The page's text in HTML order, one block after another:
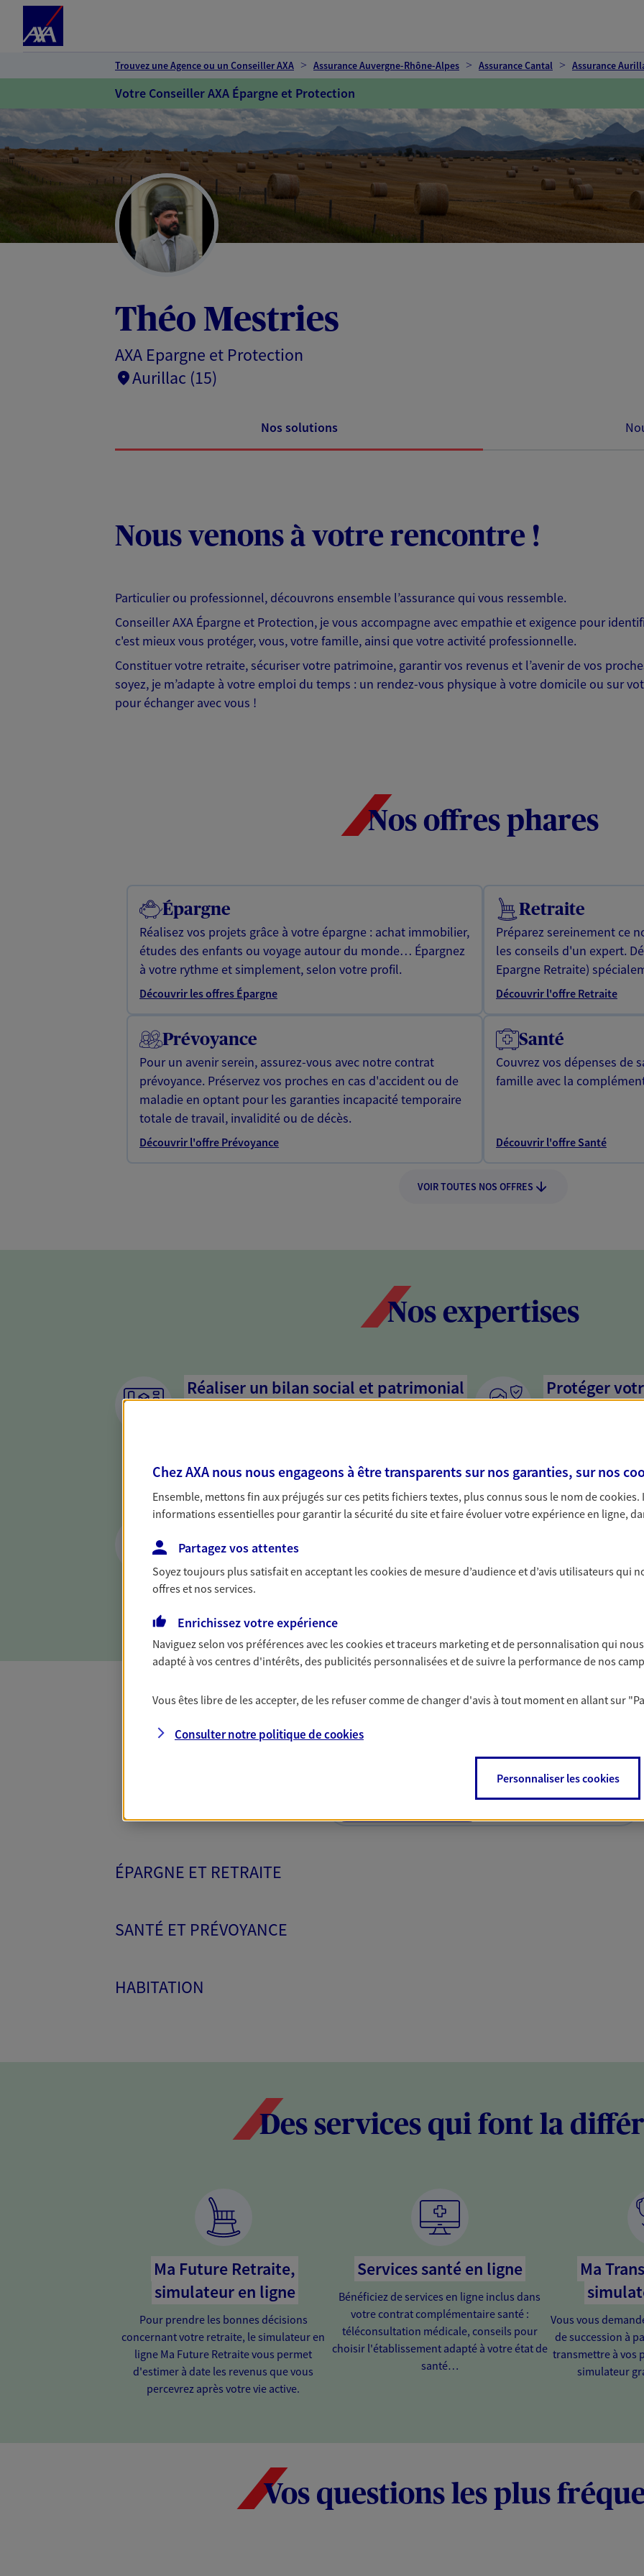
Trouvez une Agence ou un Conseiller AXA Assurance Auvergne-Rhône-Alpes Assurance Cantal Assurance
Votre Conseiller AXA Épargne et Protection
Théo Mestries
AXA Epargne et Protection
Aurillac (15)
Nos solutions
Nous venons à votre rencontre !
Particulier ou professionnel, découvrons ensemble l’assurance qui vous ressemble.
Conseiller AXA Épargne et Protection, je vous accompagne avec empathie et exigence pour
c'est mieux vous protéger, vous, votre famille, ainsi que votre activité professionnelle.
Constituer votre retraite, sécuriser votre patrimoine, garantir vos revenus et l’avenir de vos
soyez, je m’adapte à votre emploi du temps : un rendez-vous physique à votre domicile ou sur
pour échanger avec vous !
Nos offres phares
Épargne
Réalisez vos projets grâce à votre épargne : achat immobilier,
études des enfants ou voyage autour du monde… Épargnez
à votre rythme et simplement, selon votre profil.
Découvrir les offres Épargne
Retraite
Préparez sereinement ce
les conseils d'un expert.
Epargne Retraite)
Découvrir l'offre Retraite
Prévoyance
Pour un avenir serein, assurez-vous avec notre contrat
prévoyance. Préservez vos proches en cas d'accident ou de
maladie en optant pour les garanties incapacité temporaire
totale de travail, invalidité ou de décès.
Découvrir l'offre Prévoyance
Santé
Couvrez vos dépenses de
famille avec la
Découvrir l'offre Santé
VOIR TOUTES NOS OFFRES
Nos expertises
Réaliser un bilan social et patrimonial
dresser un bilan complet de votre situation. Une analyse
solide pour vous formuler des conseils cohérents avec vos
besoins.
Protéger
Nous sommes à
activité, mais aussi
interlocuteur pour
Anticiper et préparer votre retraite
Il n'est jamais ni trop tôt, ni trop tard pour préparer votre
retraite. Nous vous aidons à trouver les solutions pour
maintenir votre qualité de vie et profiter pleinement de cette
chaque jour l'avenir
Toutes nos solutions AXA Épargne
ÉPARGNE ET RETRAITE
SANTÉ ET PRÉVOYANCE
HABITATION
Des services qui font la
Ma Future Retraite,
simulateur en ligne
Pour prendre les bonnes décisions
concernant votre retraite, le simulateur en
ligne Ma Future Retraite vous permet
d'estimer à date les revenus que vous
percevrez après votre vie active.
Services santé en ligne
Bénéficiez de services en ligne inclus dans
votre contrat complémentaire santé :
téléconsultation médicale, conseils pour
choisir l'établissement adapté à votre état de
santé…
Ma
Vous vous
de succession à
transmettre à vos
simulateur
Vos questions les plus
Chez AXA nous nous engageons à être transparents sur nos garanties, sur nos
Ensemble, mettons fin aux préjugés sur ces petits fichiers textes, plus connus sous le nom decookies.
informations essentielles pour garantir la sécurité du site et faire évoluer votre expérience en ligne,
Partagez vos attentes
Soyez toujours plus satisfait en acceptant lescookiesde mesure d’audience et d’avis utilisateurs qui
offres et nos services.
Enrichissez votre expérience
Naviguez selon vos préférences avec lescookies et traceurs marketing et de personnalisation qui
adapté à vos centres d'intérêts, des publicités personnalisées et de suivre la performance de nos
Vous êtes libre de les accepter, de les refuser comme de changer d'avis à tout moment en allant sur
Consulter notre politique decookies
Personnaliser les cookies